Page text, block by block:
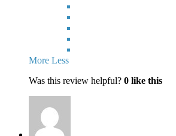
More Less
Was this review helpful? 0 like this